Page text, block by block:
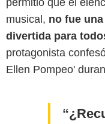
permitió que el
musical, no fue
divertida para
protagonista
Ellen Pompeo'